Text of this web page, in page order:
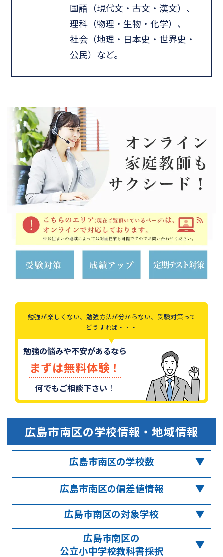
国語（現代文・古文・漢文）、
理科（物理・生物・化学）、
社会（地理・日本史・世界史・
公民）など。
勉強が楽しくない、勉強方法が分からない、受験対策って
どうすれば・・・
勉強の悩みや不安があるなら
まずは無料体験！
何でもご相談下さい！
広島市南区の学校情報・地域情報
広島市南区の学校数
広島市南区の偏差値情報
広島市南区の対象学校
広島市南区の
公立小中学校教科書採択